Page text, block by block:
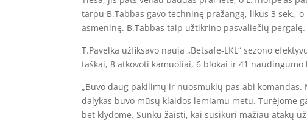
tarpu B.Tabbas gavo techninę pražangą, likus 3 sek., o
asmeninę. B.Tabbas taip užtikrino pasvaliečių pergalę.
T.Pavelka užfiksavo naują „Betsafe-LKL“ sezono
taškai, 8 atkovoti kamuoliai, 6 blokai ir 41 naudingumo
„Buvo daug pakilimų ir nuosmukių pas abi komandas.
dalykas buvo mūsų klaidos lemiamu metu. Turėjome
bet klydome. Sunku žaisti, kai susikuri mažiau atakų už